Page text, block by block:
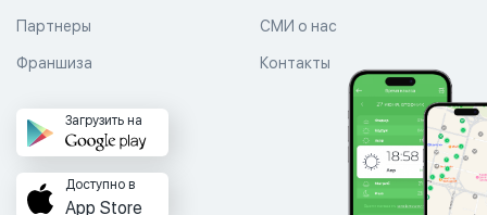
СМИ о нас
Контакты
Партнеры
Франшиза
Загрузить на
Доступно в
App Store